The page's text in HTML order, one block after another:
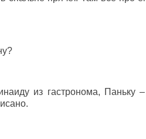
из гастронома, Паньку –